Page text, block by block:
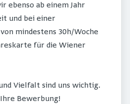
ebenso ab einem Jahr
und bei einer
mindestens 30h/Woche
für die Wiener
Vielfalt sind uns wichtig.
Bewerbung!